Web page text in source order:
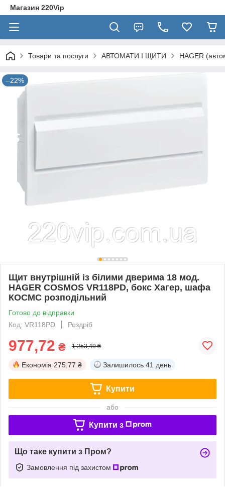
Магазин 220Vip
Товари та послуги АВТОМАТИ І ЩИТИ HAGER
–22%
Щит внутрішній із білими дверима 18 мод.
HAGER COSMOS VR118PD, бокс Хагер, шафа
КОСМС розподільний
Готово до відправки
Код: VR118PD
Роздріб
977,72 ₴ 1 253,49 ₴
Економія 275.77 ₴ Залишилось 41 день
Купити
або
Купити з
Що таке купити з Пром?
Замовлення під захистом